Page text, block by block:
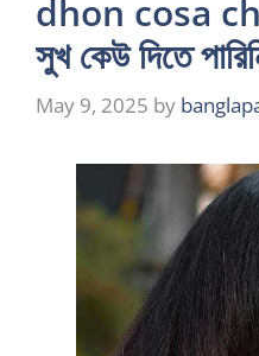
dhon cosa
সুখ কেউ দিতে
May 9, 2025 by